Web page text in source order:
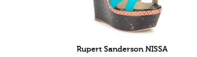
Rupert Sanderson NISSA